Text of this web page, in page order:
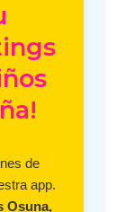
de
app.
Osuna,